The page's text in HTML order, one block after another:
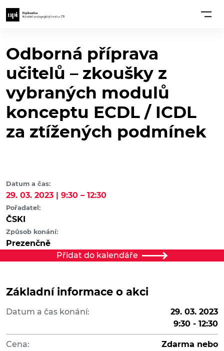
Odborná příprava
učitelů – zkoušky z
vybraných modulů
konceptu ECDL / ICDL
za ztížených podmínek
Datum a čas:
29. 03. 2023 | 9:30 – 12:30
Pořadatel:
ČSKI
Způsob konání:
Prezenčně
Přidat do kalendáře
Základní informace o akci
Datum a čas konání:
29. 03. 2023
9:30 - 12:30
Cena:
Zdarma nebo